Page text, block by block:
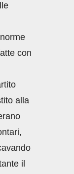
con
alla
il